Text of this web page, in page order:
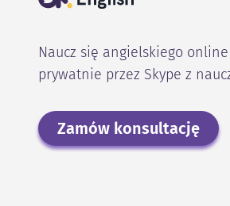
Naucz się angielskiego
prywatnie przez Skype z
Zamów konsultację